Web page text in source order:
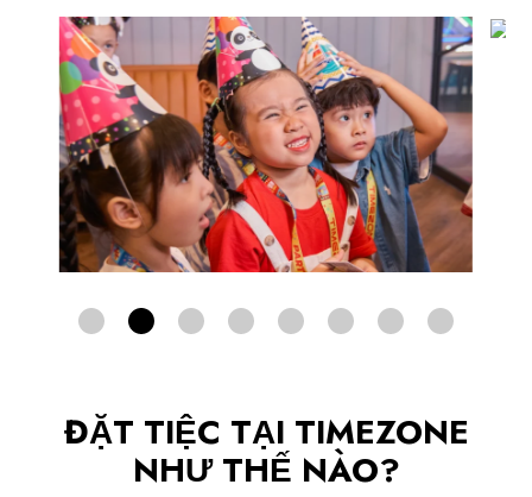
ĐẶT TIỆC TẠI TIMEZONE
NHƯ THẾ NÀO?